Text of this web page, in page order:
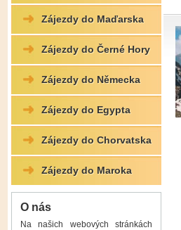
Zájezdy do Maďarska
Zájezdy do Černé Hory
Zájezdy do Německa
Zájezdy do Egypta
Zájezdy do Chorvatska
Zájezdy do Maroka
O nás
Na našich webových stránkách